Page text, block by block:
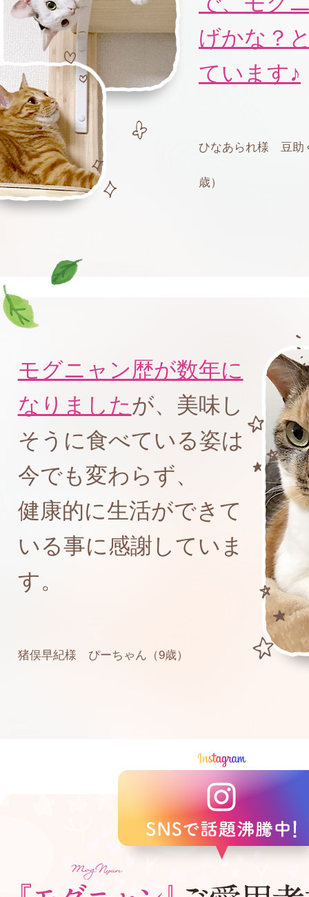
げかな？
ています♪
ひなあられ様 豆助
歳）
モグニャン歴が数年に
なりましたが、美味し
そうに食べている姿は
今でも変わらず、
健康的に生活ができて
いる事に感謝していま
す。
猪俣早紀様 ぴーちゃん（9歳）